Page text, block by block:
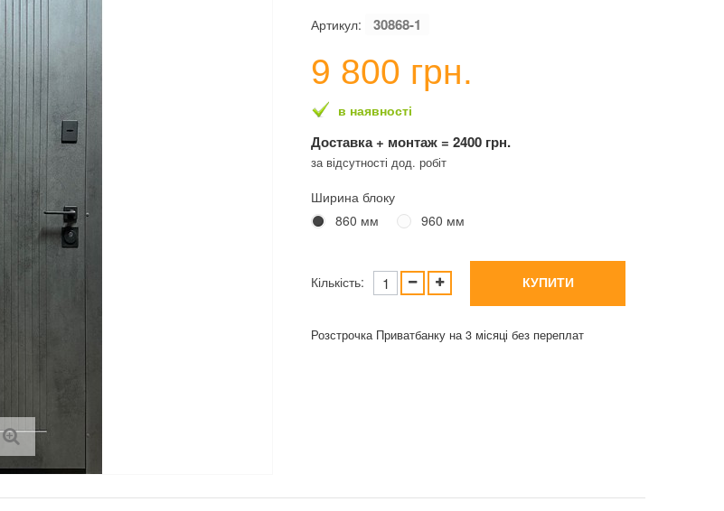
Артикул: 30868-1
9 800 грн.
в наявності
Доставка + монтаж = 2400 грн.
за відсутності дод. робіт
Ширина блоку
860 мм
960 мм
Кількість: КУПИТИ
Розстрочка Приватбанку на 3 місяці без переплат